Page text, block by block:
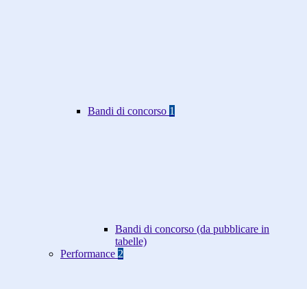
Bandi di concorso 1
Bandi di concorso (da pubblicare in
tabelle)
Performance 2